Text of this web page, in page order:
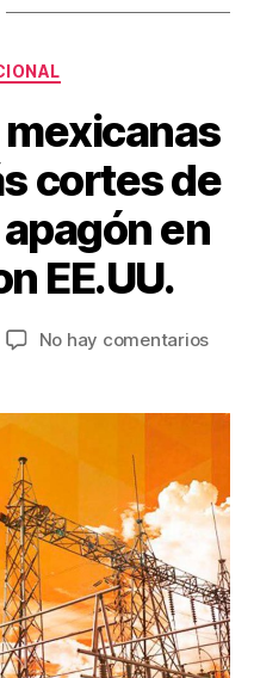
cortes de
en
EE.UU.
No hay comentariosen
de
tras
en
con